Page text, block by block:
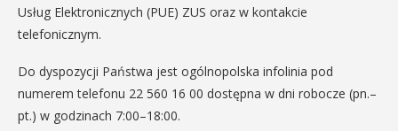
Usług Elektronicznych (PUE) ZUS oraz w kontakcie
telefonicznym.
Do dyspozycji Państwa jest ogólnopolska infolinia pod
numerem telefonu 22 560 16 00 dostępna w dni robocze (pn.–
pt.) w godzinach 7:00–18:00.